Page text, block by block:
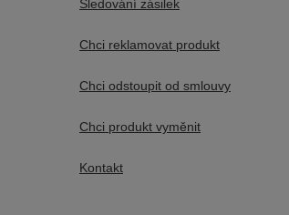
Sledování zásilek
Chci reklamovat produkt
Chci odstoupit od smlouvy
Chci produkt vyměnit
Kontakt